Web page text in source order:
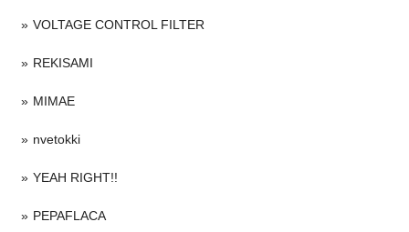
VOLTAGE CONTROL FILTER
REKISAMI
MIMAE
nvetokki
YEAH RIGHT!!
PEPAFLACA